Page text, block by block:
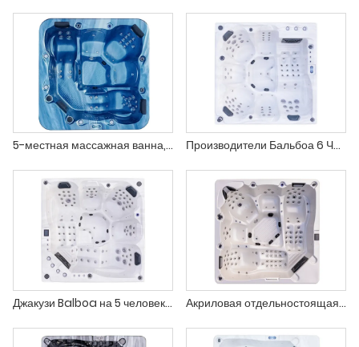
5-местная массажная ванна, гидромассажные ванны на открытом воздухе Производители Бальбоа 6 Человек джакузи поставщики
Джакузи Balboa на 5 человек с функцией массажа на открытом воздухе Акриловая отдельностоящая ванна Бальбоа Спа со 108 воздушными форсунками.